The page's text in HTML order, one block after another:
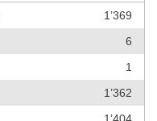
1’369
6
1
1’362
1’404